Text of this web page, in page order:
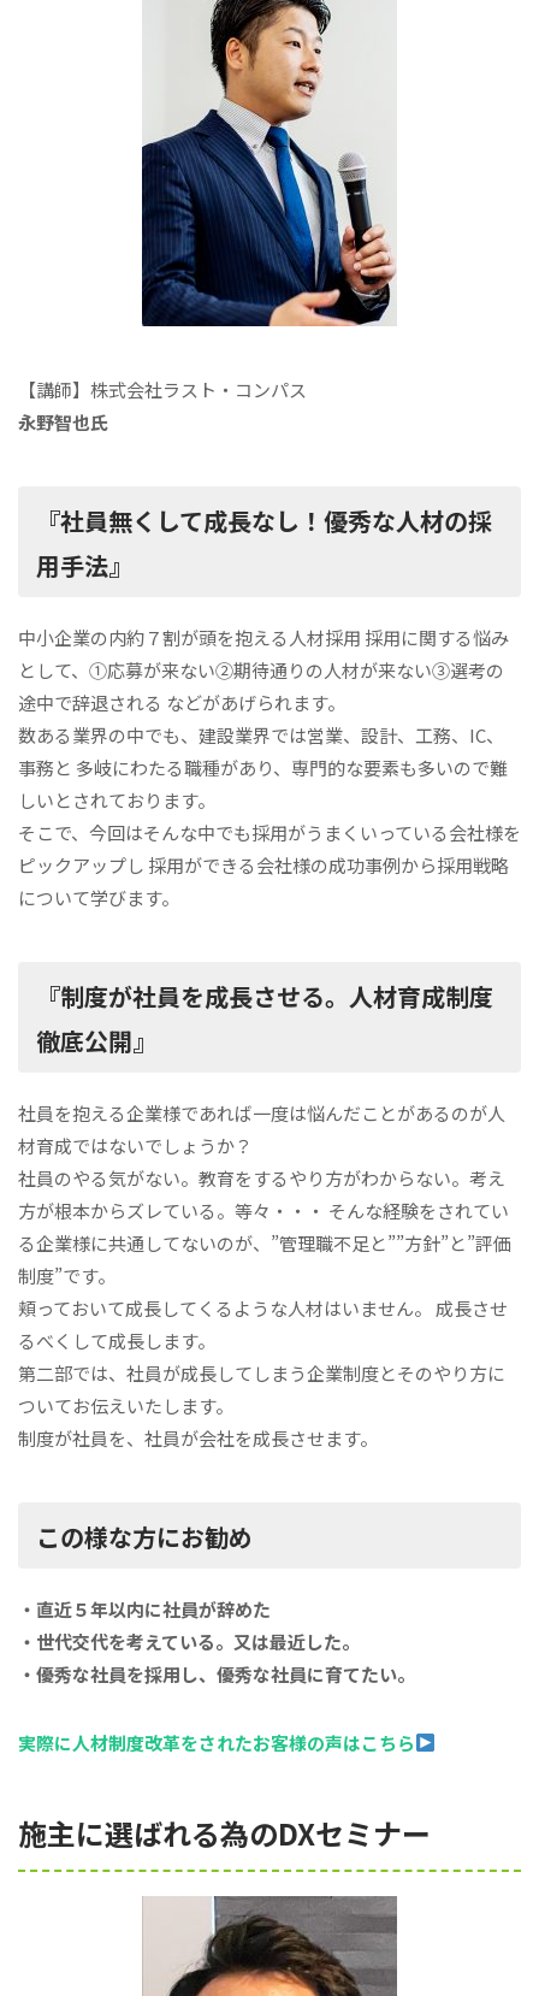
【講師】株式会社ラスト・コンパス
永野智也氏
『社員無くして成長なし！優秀な人材の採
用手法』
中小企業の内約７割が頭を抱える人材採用 採用に関する悩み
として、①応募が来ない②期待通りの人材が来ない③選考の
途中で辞退される などがあげられます。
数ある業界の中でも、建設業界では営業、設計、工務、IC、
事務と 多岐にわたる職種があり、専門的な要素も多いので難
しいとされております。
そこで、今回はそんな中でも採用がうまくいっている会社様を
ピックアップし 採用ができる会社様の成功事例から採用戦略
について学びます。
『制度が社員を成長させる。人材育成制度
徹底公開』
社員を抱える企業様であれば一度は悩んだことがあるのが人
材育成ではないでしょうか？
社員のやる気がない。教育をするやり方がわからない。考え
方が根本からズレている。等々・・・ そんな経験をされてい
る企業様に共通してないのが、”管理職不足と””方針”と”評価
制度”です。
頬っておいて成長してくるような人材はいません。 成長させ
るべくして成長します。
第二部では、社員が成長してしまう企業制度とそのやり方に
ついてお伝えいたします。
制度が社員を、社員が会社を成長させます。
この様な方にお勧め
・直近５年以内に社員が辞めた
・世代交代を考えている。又は最近した。
・優秀な社員を採用し、優秀な社員に育てたい。
実際に人材制度改革をされたお客様の声はこちら
施主に選ばれる為のDXセミナー